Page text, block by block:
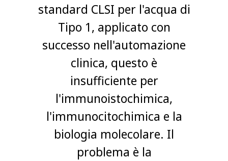
standard CLSI per l'acqua di
Tipo 1, applicato con
successo nell'automazione
clinica, questo è
insufficiente per
l'immunoistochimica,
l'immunocitochimica e la
biologia molecolare. Il
problema è la